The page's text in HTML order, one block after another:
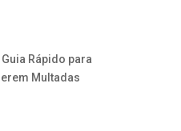
Guia Rápido para
Multadas